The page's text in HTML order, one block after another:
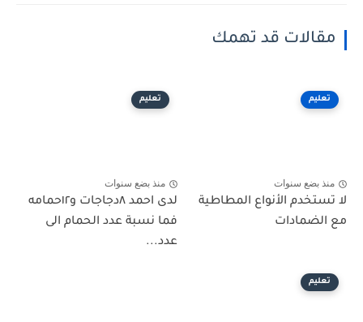
مقالات قد تهمك
تعليم
منذ بضع سنوات
لا تستخدم الأنواع المطاطية
مع الضمادات
تعليم
منذ بضع سنوات
لدى احمد ٨دجاجات و١٢حمامه
فما نسبة عدد الحمام الى
عدد...
تعليم